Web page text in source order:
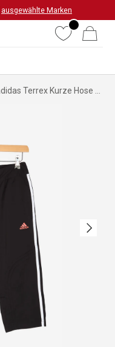
ausgewählte Marken
WunschlisteWarenkorb
Nächste